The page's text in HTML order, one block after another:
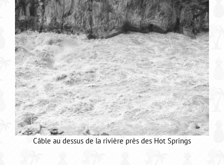
Câble au dessus de la rivière près des Hot Springs